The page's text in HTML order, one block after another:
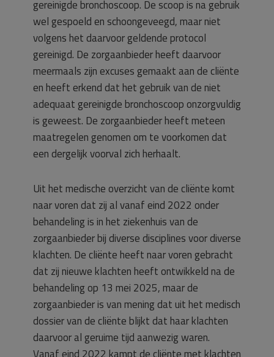
gereinigde bronchoscoop. De scoop is na gebruik
wel gespoeld en schoongeveegd, maar niet
volgens het daarvoor geldende protocol
gereinigd. De zorgaanbieder heeft daarvoor
meermaals zijn excuses gemaakt aan de cliënte
en heeft erkend dat het gebruik van de niet
adequaat gereinigde bronchoscoop onzorgvuldig
is geweest. De zorgaanbieder heeft meteen
maatregelen genomen om te voorkomen dat
een dergelijk voorval zich herhaalt.
Uit het medische overzicht van de cliënte komt
naar voren dat zij al vanaf eind 2022 onder
behandeling is in het ziekenhuis van de
zorgaanbieder bij diverse disciplines voor diverse
klachten. De cliënte heeft naar voren gebracht
dat zij nieuwe klachten heeft ontwikkeld na de
behandeling op 13 mei 2025, maar de
zorgaanbieder is van mening dat uit het medisch
dossier van de cliënte blijkt dat haar klachten
daarvoor al geruime tijd aanwezig waren.